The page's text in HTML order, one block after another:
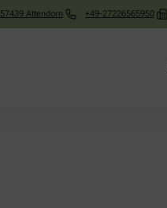
57439 Attendorn +49-27226565950